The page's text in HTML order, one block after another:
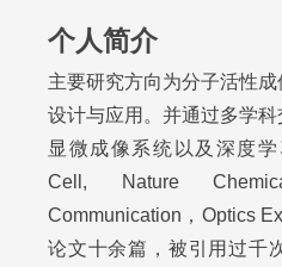
个人简介
主要研究方向为分子活性
设计与应用。并通过多学科
显微成像系统以及深度
Cell, Nature
Communication，Optics
论文十余篇，被引用过千